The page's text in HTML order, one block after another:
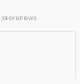
jalorenews